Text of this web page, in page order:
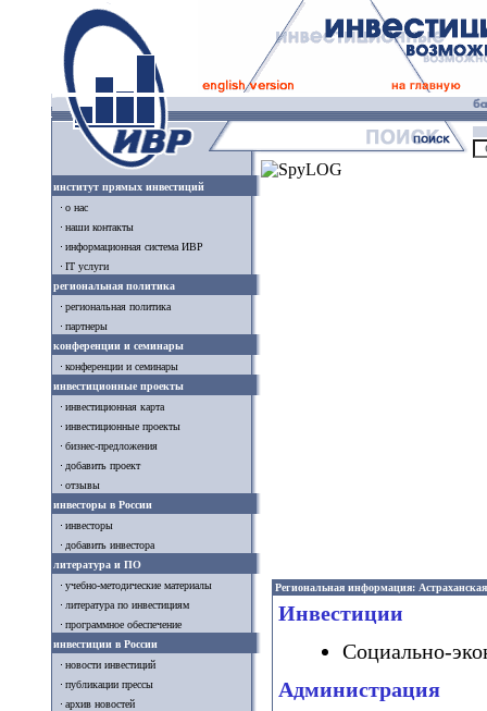
институт прямых инвестиций
о нас
наши контакты
информационная система ИВР
IT услуги
региональная политика
региональная политика
партнеры
конференции и семинары
конференции и семинары
инвестиционные проекты
инвестиционная карта
инвестиционные проекты
бизнес-предложения
добавить проект
отзывы
инвесторы в России
инвесторы
добавить инвестора
литература и ПО
учебно-методические материалы
литература по инвестициям
программное обеспечение
инвестиции в России
новости инвестиций
публикации прессы
архив новостей
Региональная информация: Астраханская
Инвестиции
Социально-
Администрация